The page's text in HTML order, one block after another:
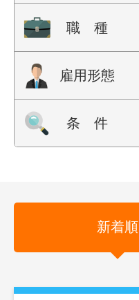
職 種
雇用形態
条 件
新着順